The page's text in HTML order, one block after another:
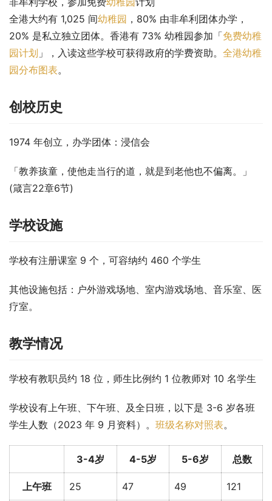
全港大约有 1,025 间幼稚园 ，80% 由非牟利团体办学，
20% 是私立独立团体。香港有 73% 幼稚园参加「免费幼稚
园计划 」，入读这些学校可获得政府的学费资助。 全港幼稚
园分布图表。
创校历史
1974 年创立，办学团体：浸信会
「教养孩童，使他走当行的道，就是到老他也不偏离。」
(箴言22章6节)
学校设施
学校有注册课室 9 个，可容纳约 460 个学生
其他设施包括：户外游戏场地、室内游戏场地、音乐室、医
疗室。
教学情况
学校有教职员约 18 位，师生比例约 1 位教师对 10 名学生
学校设有上午班、下午班、及全日班，以下是 3-6 岁各班
学生人数（2023 年 9 月资料）。 班级名称对照表。
3-4岁 4-5岁 5-6岁 总数
上午班 25 47 49 121